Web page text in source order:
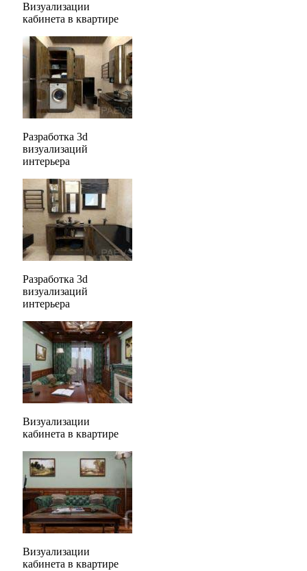
Визуализации
кабинета в квартире
Разработка 3d
визуализаций
интерьера
Разработка 3d
визуализаций
интерьера
Визуализации
кабинета в квартире
Визуализации
кабинета в квартире